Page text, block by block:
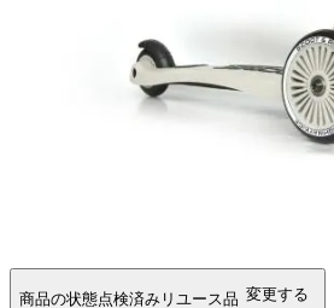
商品の状態点検済みリユース品 変更する